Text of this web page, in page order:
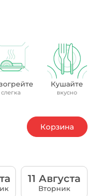
слегка
Кушайте
вкусно
11 Августа
Вторник
Корзина